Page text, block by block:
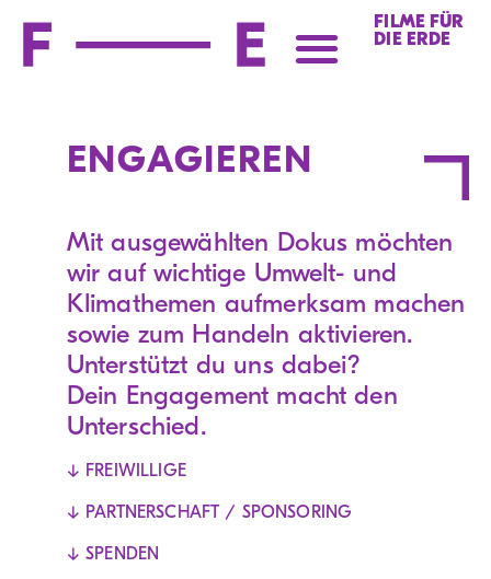
FILME FÜR
DIE ERDE
ENGAGIEREN
Mit ausgewählten Dokus möchten
wir auf wichtige Umwelt- und
Klimathemen aufmerksam machen
sowie zum Handeln aktivieren.
Unterstützt du uns dabei?
Dein Engagement macht den
Unterschied.
↓ FREIWILLIGE
↓ PARTNERSCHAFT / SPONSORING
↓ SPENDEN